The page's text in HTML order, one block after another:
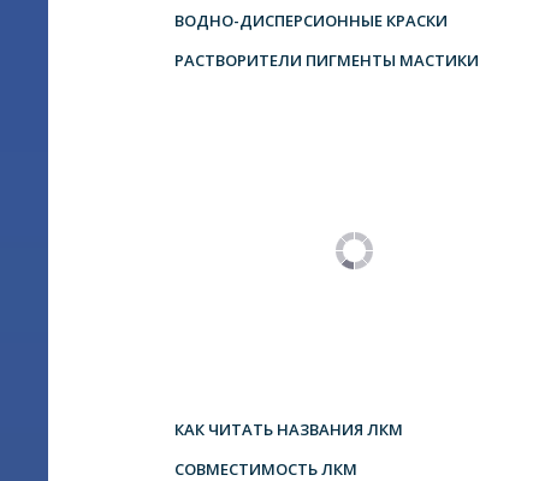
ВОДНО-ДИСПЕРСИОННЫЕ КРАСКИ
РАСТВОРИТЕЛИ ПИГМЕНТЫ МАСТИКИ
КАК ЧИТАТЬ НАЗВАНИЯ ЛКМ
СОВМЕСТИМОСТЬ ЛКМ